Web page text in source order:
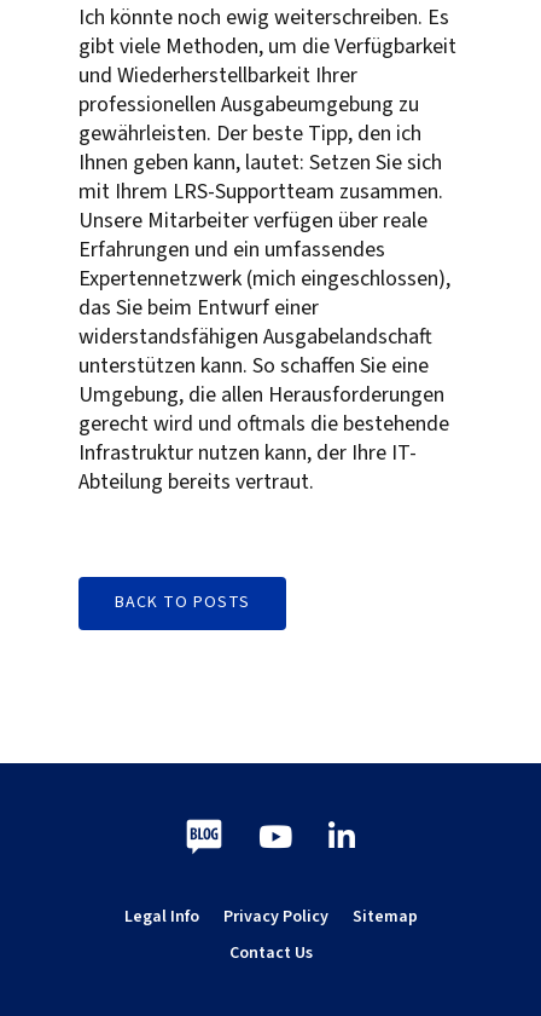
Ich könnte noch ewig weiterschreiben. Es
gibt viele Methoden, um die Verfügbarkeit
und Wiederherstellbarkeit Ihrer
professionellen Ausgabeumgebung zu
gewährleisten. Der beste Tipp, den ich
Ihnen geben kann, lautet: Setzen Sie sich
mit Ihrem LRS-Supportteam zusammen.
Unsere Mitarbeiter verfügen über reale
Erfahrungen und ein umfassendes
Expertennetzwerk (mich eingeschlossen),
das Sie beim Entwurf einer
widerstandsfähigen Ausgabelandschaft
unterstützen kann. So schaffen Sie eine
Umgebung, die allen Herausforderungen
gerecht wird und oftmals die bestehende
Infrastruktur nutzen kann, der Ihre IT-
Abteilung bereits vertraut.
BACK TO POSTS
Blog Youtube
LinkedIn
Legal Info Privacy Policy
Sitemap
Contact Us